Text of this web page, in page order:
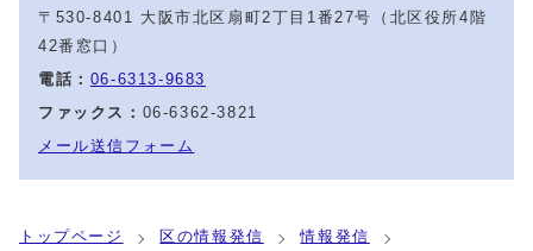
〒530-8401 大阪市北区扇町2丁目1番27号（北区役所4階
42番窓口）
電話： 06-6313-9683
ファックス： 06-6362-3821
メール送信フォーム
トップページ 区の情報発信
情報発信